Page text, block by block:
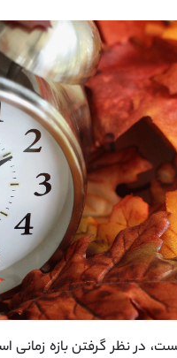
در نظر گرفتن بازه زمانی